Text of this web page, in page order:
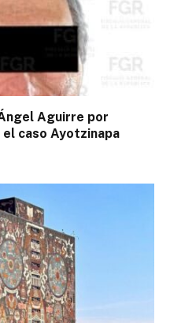
Aguirre por
caso Ayotzinapa